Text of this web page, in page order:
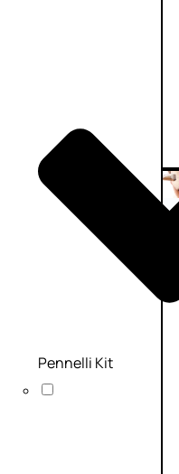
Pennelli Kit